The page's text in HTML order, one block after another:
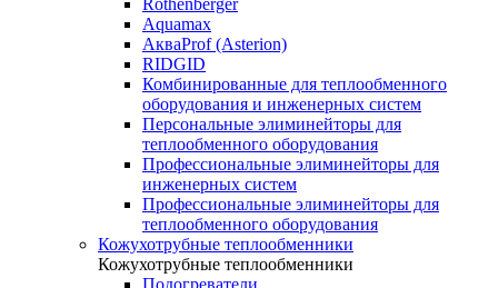
Rothenberger
Aquamax
АкваProf (Asterion)
RIDGID
Комбинированные для теплообменного
оборудования и инженерных систем
Персональные элиминейторы для
теплообменного оборудования
Профессиональные элиминейторы для
инженерных систем
Профессиональные элиминейторы для
теплообменного оборудования
Кожухотрубные теплообменники
Кожухотрубные теплообменники
Подогреватели